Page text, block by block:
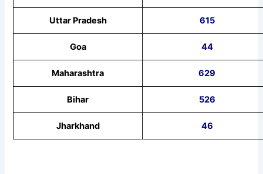
Uttar Pradesh 615
Goa 44
Maharashtra 629
Bihar 526
Jharkhand 46